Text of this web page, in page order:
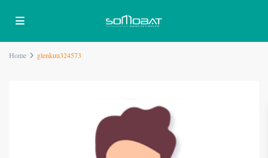
Home glenkuu324573